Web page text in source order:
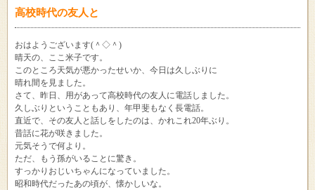
高校時代の友人と
おはようございます(＾◇＾)
晴天の、ここ米子です。
このところ天気が悪かったせいか、今日は久しぶりに
晴れ間を見ました。
さて、昨日、用があって高校時代の友人に電話しました。
久しぶりということもあり、年甲斐もなく長電話。
直近で、その友人と話しをしたのは、かれこれ20年ぶり。
昔話に花が咲きました。
元気そうで何より。
ただ、もう孫がいることに驚き。
すっかりおじいちゃんになっていました。
昭和時代だったあの頃が、懐かしいな。